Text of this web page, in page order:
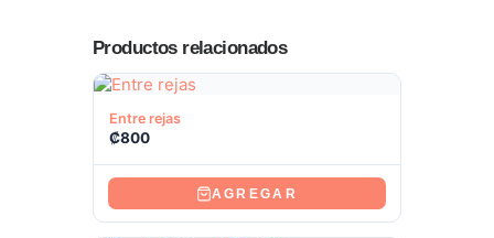
Productos relacionados
Entre rejas
₡800
AGREGAR